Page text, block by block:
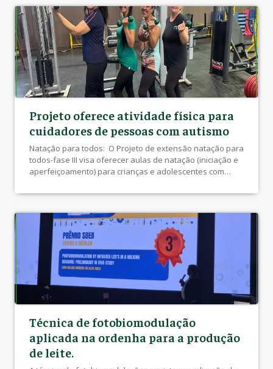
rapidez para aplicação na […]
Projeto oferece atividade física para
cuidadores de pessoas com autismo
Natação para todos: O Projeto de extensão natação para
todos-fase III visa oferecer aulas de natação (iniciação e
aperfeiçoamento) para crianças e adolescentes com
múltipla. As aulas acontecerão três vezes por semana e
será realizada ampla divulgação junto ás instituições […]
Técnica de fotobiomodulação
aplicada na ordenha para a produção
de leite.